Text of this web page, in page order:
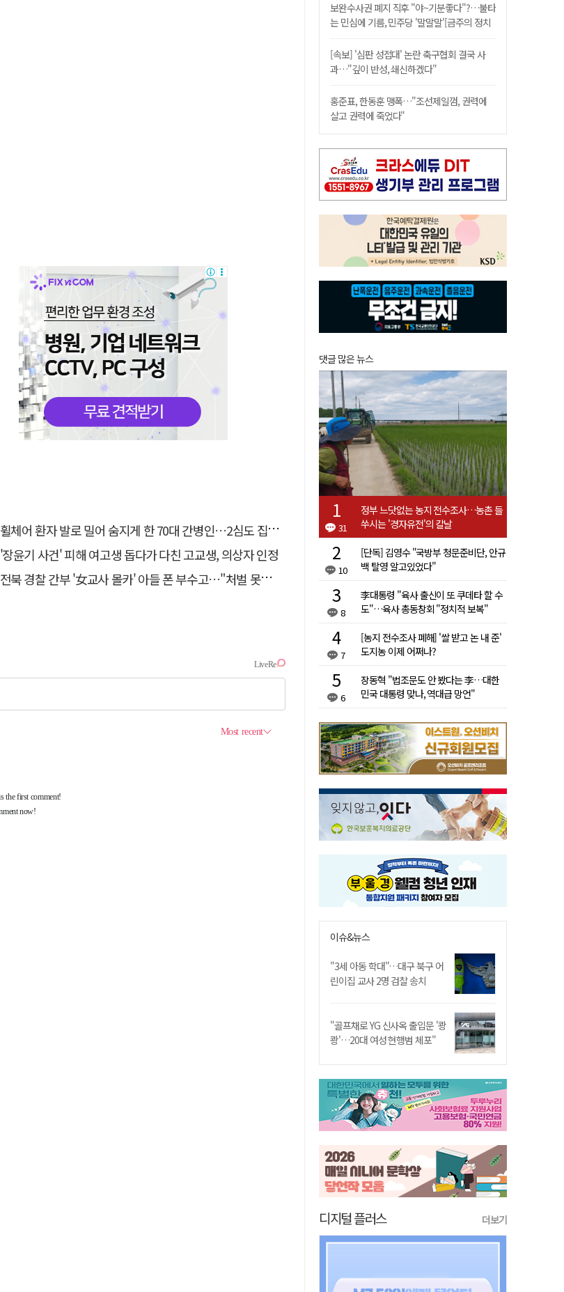
휠체어 환자 발로 밀어 숨지게 한 70대 간병인…2심도 집행유예
'장윤기 사건' 피해 여고생 돕다가 다친 고교생, 의상자 인정
전북 경찰 간부 '女교사 몰카' 아들 폰 부수고…"처벌 못하는 사안" 내부망에 글
보완수사권 폐지 직후 "야~기분좋다"?…불타
는 민심에 기름, 민주당 '말말말'[금주의 정치
[속보] '심판 성접대' 논란 축구협회 결국 사
과…"깊이 반성, 쇄신하겠다"
홍준표, 한동훈 맹폭…"조선제일껌, 권력에
살고 권력에 죽었다"
댓글 많은 뉴스
31
정부 느닷없는 농지 전수조사…농촌 들
쑤시는 '경자유전'의 칼날
10
[단독] 김영수 "국방부 청문준비단, 안규
백 탈영 알고있었다"
8
李대통령 "육사 출신이 또 쿠데타 할 수
도"…육사 총동창회 "정치적 보복"
7
[농지 전수조사 폐해] '쌀 받고 논 내 준'
도지농 이제 어쩌나?
6
장동혁 "법조문도 안 봤다는 李…대한
민국 대통령 맞나, 역대급 망언"
이슈&뉴스
"3세 아동 학대"…대구 북구 어
린이집 교사 2명 검찰 송치
"골프채로 YG 신사옥 출입문 '쾅
쾅'…20대 여성 현행범 체포"
디지털 플러스 더보기